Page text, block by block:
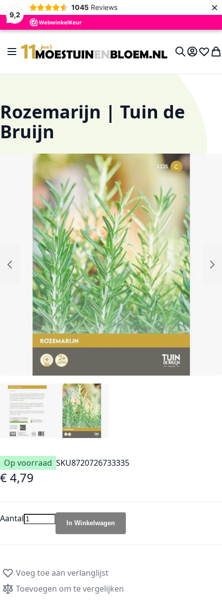
9,2
1045 Reviews ×
Toggle Nav
Account
Rozemarijn | Tuin de
Bruijn
Op voorraad SKU8720726733335
€ 4,79
Aantal In Winkelwagen
Voeg toe aan verlanglijst
Toevoegen om te vergelijken